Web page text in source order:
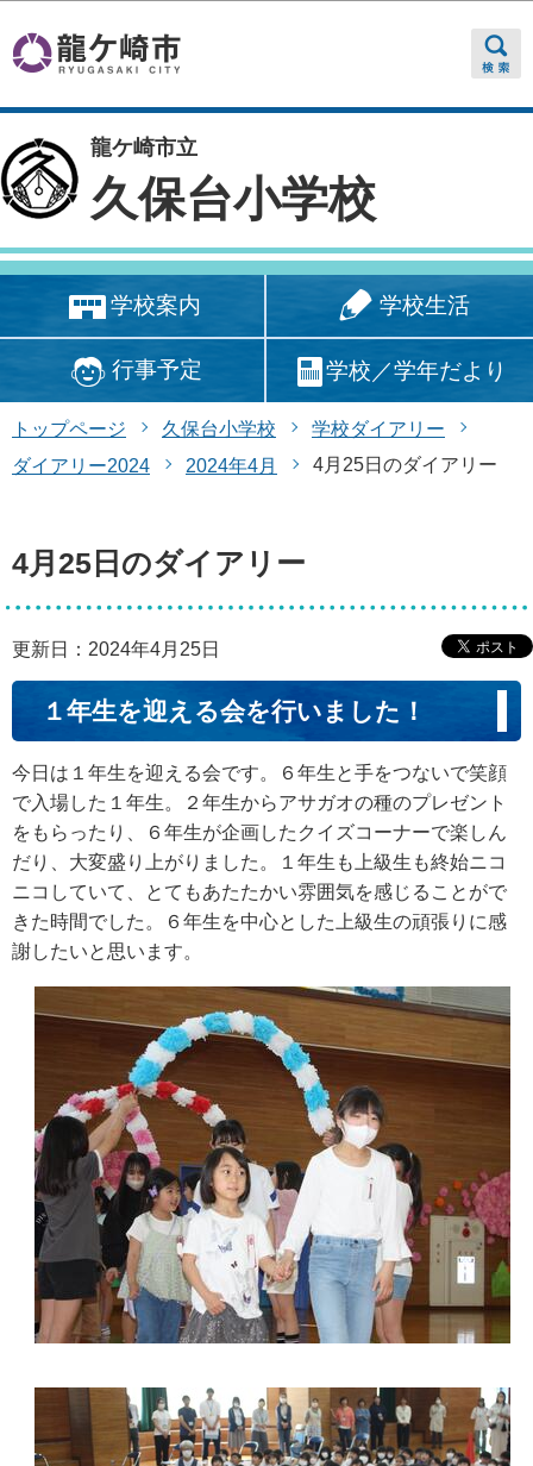
龍ケ崎市立
久保台小学校
学校案内 学校生活
行事予定 学校／学年だより
トップページ 久保台小学校
学校ダイアリー
ダイアリー2024
2024年4月 4月25日のダイアリー
4月25日のダイアリー
更新日：2024年4月25日
１年生を迎える会を行いました！
今日は１年生を迎える会です。６年生と手をつないで笑顔
で入場した１年生。２年生からアサガオの種のプレゼント
をもらったり、６年生が企画したクイズコーナーで楽しん
だり、大変盛り上がりました。１年生も上級生も終始ニコ
ニコしていて、とてもあたたかい雰囲気を感じることがで
きた時間でした。６年生を中心とした上級生の頑張りに感
謝したいと思います。